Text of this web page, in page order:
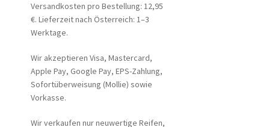
Versandkosten pro Bestellung: 12,95
€. Lieferzeit nach Österreich: 1–3
Werktage.
Wir akzeptieren Visa, Mastercard,
Apple Pay, Google Pay, EPS-Zahlung,
Sofortüberweisung (Mollie) sowie
Vorkasse.
Wir verkaufen nur neuwertige Reifen,